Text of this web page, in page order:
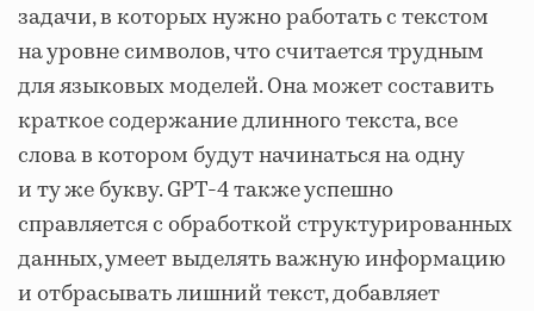
задачи, в которых нужно работать с текстом
на уровне символов, что считается трудным
для языковых моделей. Она может составить
краткое содержание длинного текста, все
слова в котором будут начинаться на одну
и ту же букву. GPT-4 также успешно
справляется с обработкой структурированных
данных, умеет выделять важную информацию
и отбрасывать лишний текст, добавляет